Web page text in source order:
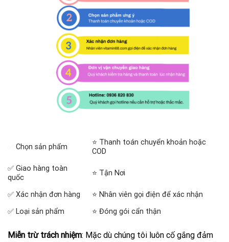
Chọn sản phẩm
⭐ Thanh toán chuyển khoản hoặc
COD
✅ Giao hàng toàn
quốc
⭐ Tận Nơi
✅ Xác nhận đơn hàng
⭐ Nhân viên gọi điện để xác nhận
✅ Loại sản phẩm
⭐ Đóng gói cẩn thận
Miễn trừ trách nhiệm: Mặc dù chúng tôi luôn cố gắng đảm